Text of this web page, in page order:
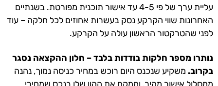
עליית ערך של פי 4-5 עד אישור תוכנית מפורטת. בשנתיים
האחרונות שווי הקרקע נסק בעשרות אחוזים לכל חלקה – עוד
לפני שהטרקטור הראשון עולה על הקרקע.
נותרו מספר חלקות בודדות בלבד – חלון ההקצאה נסגר
בקרוב. משקיע שנכנס היום רוכש במחיר כניסה נמוך, נהנה